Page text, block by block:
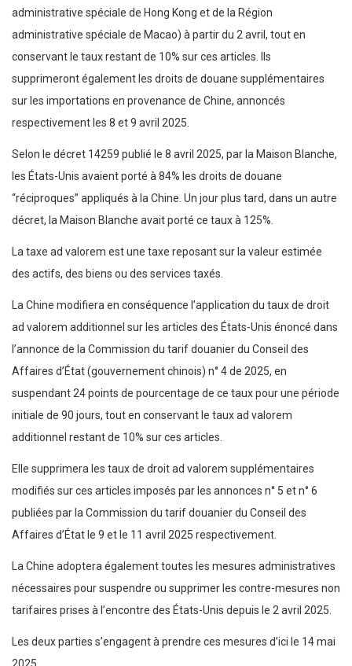
administrative spéciale de Hong Kong et de la Région
administrative spéciale de Macao) à partir du 2 avril, tout en
conservant le taux restant de 10% sur ces articles. Ils
supprimeront également les droits de douane supplémentaires
sur les importations en provenance de Chine, annoncés
respectivement les 8 et 9 avril 2025.
Selon le décret 14259 publié le 8 avril 2025, par la Maison Blanche,
les États-Unis avaient porté à 84% les droits de douane
“réciproques” appliqués à la Chine. Un jour plus tard, dans un autre
décret, la Maison Blanche avait porté ce taux à 125%.
La taxe ad valorem est une taxe reposant sur la valeur estimée
des actifs, des biens ou des services taxés.
La Chine modifiera en conséquence l’application du taux de droit
ad valorem additionnel sur les articles des États-Unis énoncé dans
l’annonce de la Commission du tarif douanier du Conseil des
Affaires d’État (gouvernement chinois) n° 4 de 2025, en
suspendant 24 points de pourcentage de ce taux pour une période
initiale de 90 jours, tout en conservant le taux ad valorem
additionnel restant de 10% sur ces articles.
Elle supprimera les taux de droit ad valorem supplémentaires
modifiés sur ces articles imposés par les annonces n° 5 et n° 6
publiées par la Commission du tarif douanier du Conseil des
Affaires d’État le 9 et le 11 avril 2025 respectivement.
La Chine adoptera également toutes les mesures administratives
nécessaires pour suspendre ou supprimer les contre-mesures non
tarifaires prises à l’encontre des États-Unis depuis le 2 avril 2025.
Les deux parties s’engagent à prendre ces mesures d’ici le 14 mai